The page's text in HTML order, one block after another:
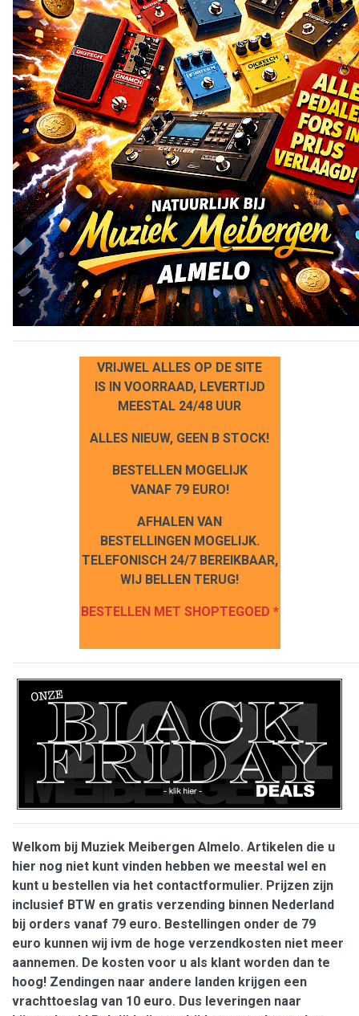
VRIJWEL ALLES OP DE SITE
IS IN VOORRAAD, LEVERTIJD
MEESTAL 24/48 UUR
ALLES NIEUW, GEEN B STOCK!
BESTELLEN MOGELIJK
VANAF 79 EURO!
AFHALEN VAN
BESTELLINGEN MOGELIJK.
TELEFONISCH 24/7 BEREIKBAAR,
WIJ BELLEN TERUG!
BESTELLEN MET SHOPTEGOED *
Welkom bij Muziek Meibergen Almelo. Artikelen die u
hier nog niet kunt vinden hebben we meestal wel en
kunt u bestellen via het contactformulier. Prijzen zijn
inclusief BTW en gratis verzending binnen Nederland
bij orders vanaf 79 euro. Bestellingen onder de 79
euro kunnen wij ivm de hoge verzendkosten niet meer
aannemen. De kosten voor u als klant worden dan te
hoog! Zendingen naar andere landen krijgen een
vrachttoeslag van 10 euro. Dus leveringen naar